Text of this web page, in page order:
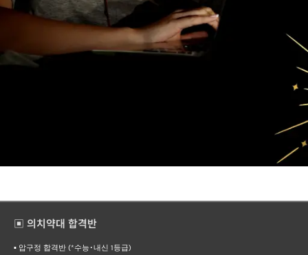
▣ 의치약대 합격반
▪︎ 압구정 합격반 (*수능･내신 1등급)